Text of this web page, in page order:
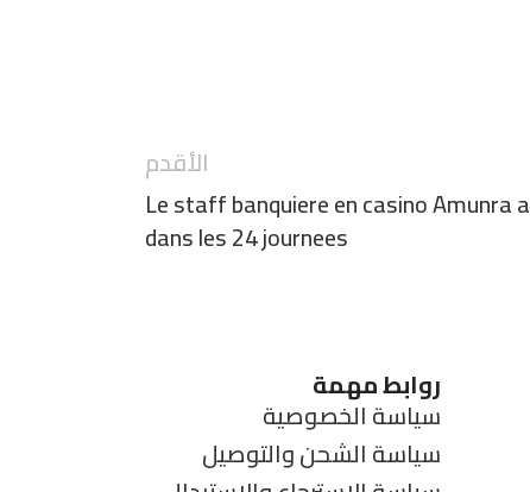
الأقدم
Le staff banquiere en casino Amunra
dans les 24 journees
روابط مهمة
سياسة الخصوصية
سياسة الشحن والتوصيل